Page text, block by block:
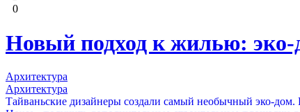
0
Новый подход к жилью: эко-
Архитектура
Архитектура
Тайваньские дизайнеры создали самый необычный эко-дом.